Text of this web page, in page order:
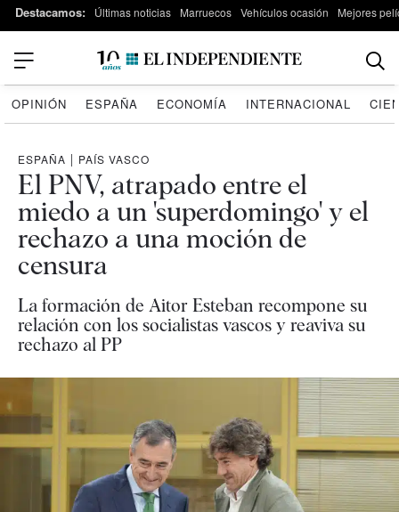
Destacamos: Últimas noticias Marruecos Vehículos ocasión Mejores
OPINIÓN ESPAÑA ECONOMÍA INTERNACIONAL
ESPAÑA | PAÍS VASCO
El PNV, atrapado entre el
miedo a un 'superdomingo' y el
rechazo a una moción de
censura
La formación de Aitor Esteban recompone su
relación con los socialistas vascos y reaviva su
rechazo al PP